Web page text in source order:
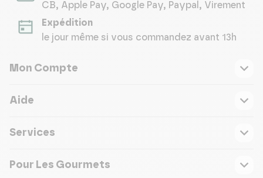
CB, Apple Pay, Google Pay, Paypal, Virement
Expédition
le jour même si vous commandez avant 13h
Mon Compte
Aide
Services
Pour Les Gourmets